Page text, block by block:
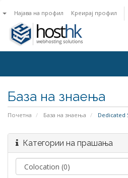
Најава на профил Креирај профил
База на знаења
Почетна База на знаења Dedicated
Категории на прашања